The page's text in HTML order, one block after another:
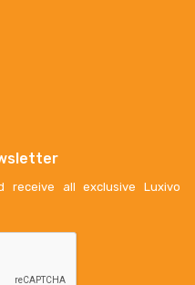
all exclusive Luxivo